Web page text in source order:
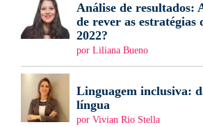
Análise de resultados:
de rever as estratégias
2022?
por Liliana Bueno
Linguagem inclusiva:
língua
por Vivian Rio Stella